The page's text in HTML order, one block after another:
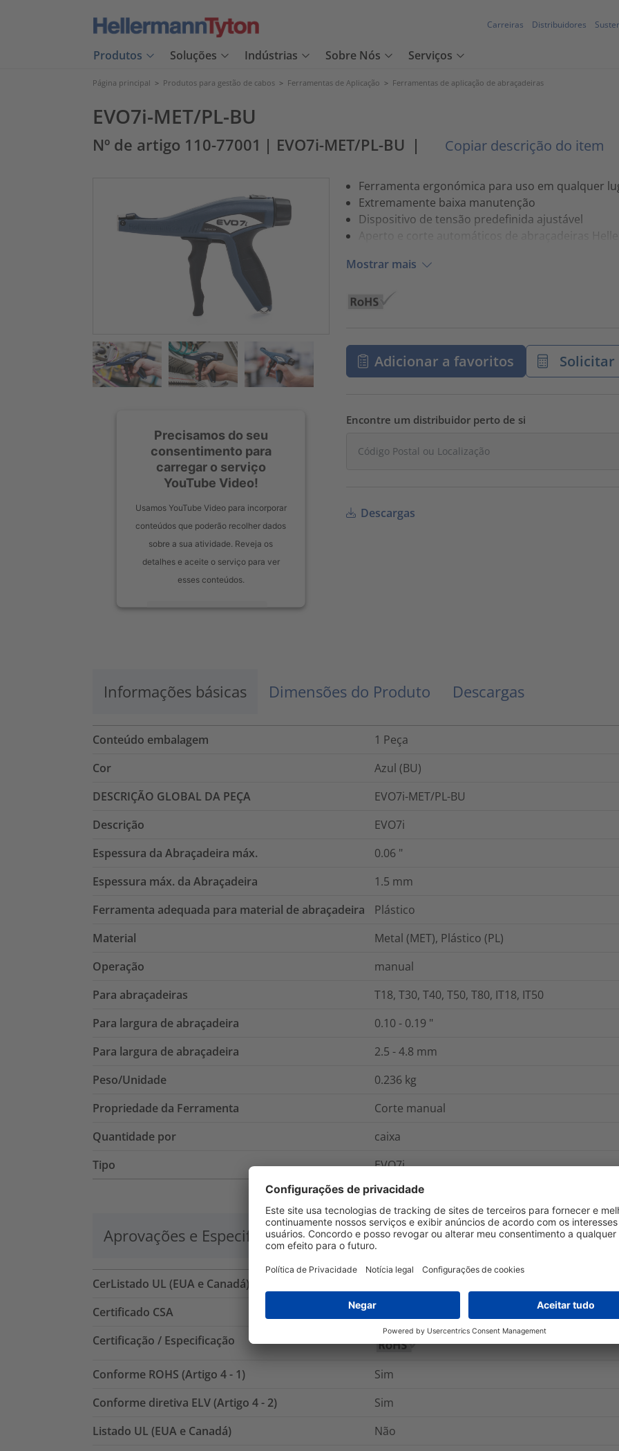
Carreiras Distribuidores
Produtos Soluções Indústrias Sobre Nós Serviços
Página principal > Produtos para gestão de cabos > Ferramentas de Aplicação > Ferramentas de aplicação de abraçadeiras
EVO7i-MET/PL-BU
Nº de artigo 110-77001 | EVO7i-MET/PL-BU | Copiar descrição do item
Precisamos do seu
consentimento para
carregar o serviço
YouTube Video!
Usamos YouTube Video para incorporar
conteúdos que poderão recolher dados
sobre a sua atividade. Reveja os
detalhes e aceite o serviço para ver
esses conteúdos.
Management Platform
Ferramenta ergonómica para uso em qualquer
Extremamente baixa manutenção
Dispositivo de tensão predefinida ajustável
Aperto e corte automáticos de abraçadeiras
Mostrar mais
Adicionar a favoritos
Encontre um distribuidor perto de si
Descargas
Informações básicas Dimensões do Produto Descargas
Conteúdo embalagem 1 Peça
Cor
Azul (BU)
DESCRIÇÃO GLOBAL DA PEÇA
EVO7i-MET/PL-BU
Descrição
EVO7i
Espessura da Abraçadeira máx.
0.06 "
Espessura máx. da Abraçadeira
1.5 mm
Ferramenta adequada para material de abraçadeira
Plástico
Material
Metal (MET), Plástico (PL)
Operação
manual
Para abraçadeiras
T18, T30, T40, T50, T80, IT18, IT50
Para largura de abraçadeira
0.10 - 0.19 "
Para largura de abraçadeira
2.5 - 4.8 mm
Peso/Unidade
0.236 kg
Propriedade da Ferramenta
Corte manual
Quantidade por
caixa
Tipo
EVO7i
Aprovações e Especificações Logística e Embalagem Mais
CerListado UL (EUA e Canadá)
Certificado CSA
Certificação / Especificação
Conforme ROHS (Artigo 4 - 1)
Sim
Conforme diretiva ELV (Artigo 4 - 2)
Sim
Listado UL (EUA e Canadá)
Não